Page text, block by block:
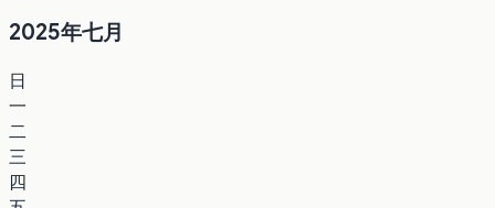
2025年七月
日
一
二
三
四